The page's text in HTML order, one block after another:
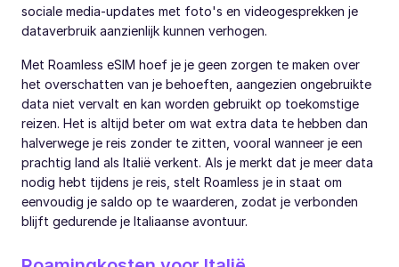
sociale media-updates met foto's en videogesprekken je
dataverbruik aanzienlijk kunnen verhogen.
Met Roamless eSIM hoef je je geen zorgen te maken over
het overschatten van je behoeften, aangezien ongebruikte
data niet vervalt en kan worden gebruikt op toekomstige
reizen. Het is altijd beter om wat extra data te hebben dan
halverwege je reis zonder te zitten, vooral wanneer je een
prachtig land als Italië verkent. Als je merkt dat je meer data
nodig hebt tijdens je reis, stelt Roamless je in staat om
eenvoudig je saldo op te waarderen, zodat je verbonden
blijft gedurende je Italiaanse avontuur.